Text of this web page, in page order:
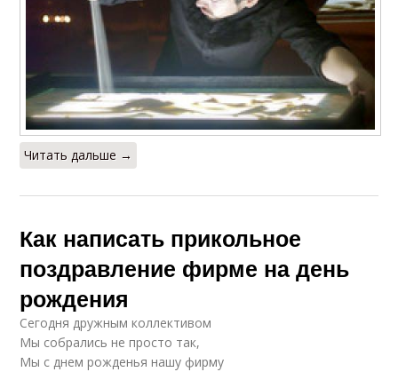
Читать дальше →
Как написать прикольное
поздравление фирме на день
рождения
Сегодня дружным коллективом
Мы собрались не просто так,
Мы с днем рожденья нашу фирму